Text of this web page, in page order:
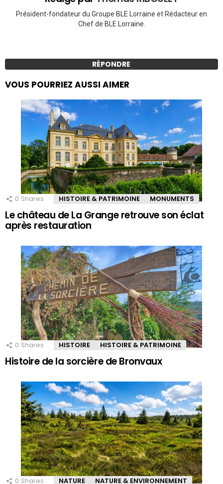
Président-fondateur du Groupe BLE Lorraine et Rédacteur en
Chef de BLE Lorraine.
RÉPONDRE
VOUS POURRIEZ AUSSI AIMER
0 Shares HISTOIRE & PATRIMOINE MONUMENTS
Le château de La Grange retrouve son éclat
après restauration
0 Shares HISTOIRE HISTOIRE & PATRIMOINE
Histoire de la sorcière de Bronvaux
0 Shares NATURE NATURE & ENVIRONNEMENT